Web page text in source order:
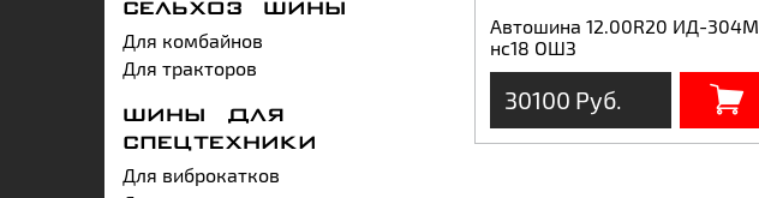
СЕЛЬХОЗ ШИНЫ
Для комбайнов
Для тракторов
ШИНЫ ДЛЯ
СПЕЦТЕХНИКИ
Для виброкатков
Автошина 12.00R20 ИД-304М
нс18 ОШЗ
30100 Руб.